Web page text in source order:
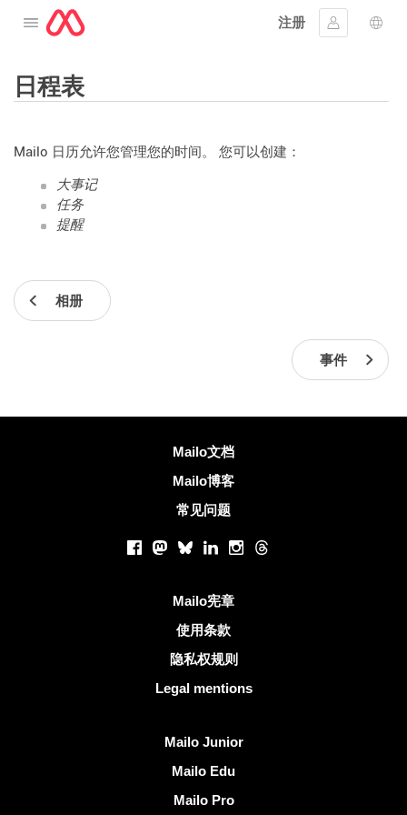
打开菜单
注册
登入 语言
日程表
Mailo 日历允许您管理您的时间。 您可以创建：
大事记
任务
提醒
相册
事件
Mailo文档
Mailo博客
常见问题
Facebook
Mastodon
BlueskyLinkedInInstagram
Threads
Mailo宪章
使用条款
隐私权规则
Legal mentions
Mailo Junior
Mailo Edu
Mailo Pro